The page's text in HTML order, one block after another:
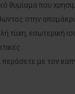
θυμίαμα που
στην
τύχη, εσωτερική
με τον